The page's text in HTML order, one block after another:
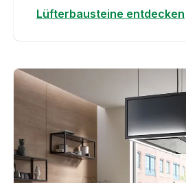
Lüfterbausteine entdecken